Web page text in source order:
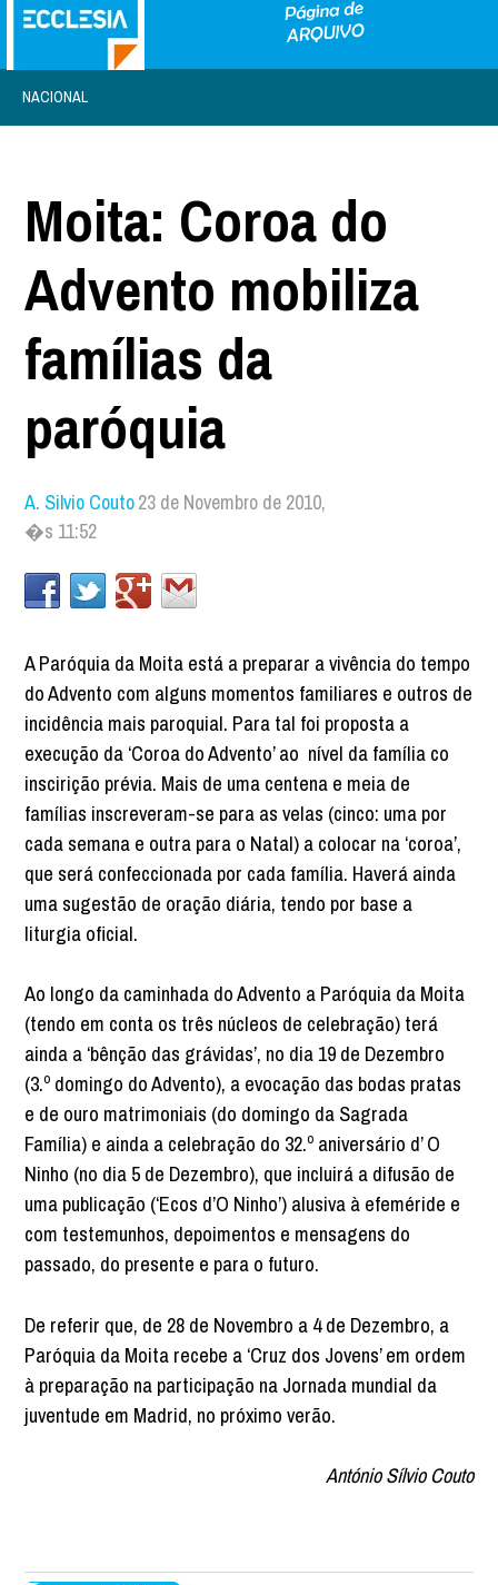
NACIONAL
Moita: Coroa do
Advento mobiliza
famílias da
paróquia
A. Silvio Couto23 de Novembro de 2010,
�s 11:52
A Paróquia da Moita está a preparar a vivência do tempo
do Advento com alguns momentos familiares e outros de
incidência mais paroquial. Para tal foi proposta a
execução da ‘Coroa do Advento’ ao nível da família co
inscirição prévia. Mais de uma centena e meia de
famílias inscreveram-se para as velas (cinco: uma por
cada semana e outra para o Natal) a colocar na ‘coroa’,
que será confeccionada por cada família. Haverá ainda
uma sugestão de oração diária, tendo por base a
liturgia oficial.
Ao longo da caminhada do Advento a Paróquia da Moita
(tendo em conta os três núcleos de celebração) terá
ainda a ‘bênção das grávidas’, no dia 19 de Dezembro
(3.º domingo do Advento), a evocação das bodas pratas
e de ouro matrimoniais (do domingo da Sagrada
Família) e ainda a celebração do 32.º aniversário d’ O
Ninho (no dia 5 de Dezembro), que incluirá a difusão de
uma publicação (‘Ecos d’O Ninho’) alusiva à efeméride e
com testemunhos, depoimentos e mensagens do
passado, do presente e para o futuro.
De referir que, de 28 de Novembro a 4 de Dezembro, a
Paróquia da Moita recebe a ‘Cruz dos Jovens’ em ordem
à preparação na participação na Jornada mundial da
juventude em Madrid, no próximo verão.
António Sílvio Couto